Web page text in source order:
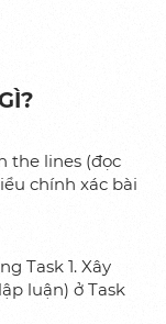
the lines (đọc
chính xác bài
Task 1. Xây
luận) ở Task